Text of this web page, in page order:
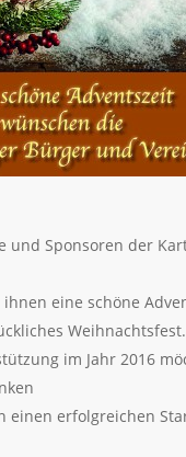
und Sponsoren der
eine schöne
Weihnachtsfest.
im Jahr 2016
einen erfolgreichen